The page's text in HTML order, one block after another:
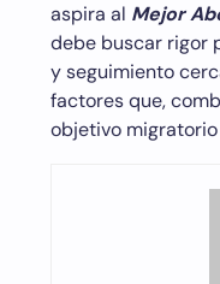
aspira al Mejor
debe buscar rigor
y seguimiento
factores que,
objetivo